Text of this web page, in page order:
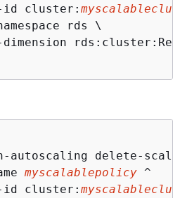
cluster:
rds \
autoscaling delete-
myscalablepolicy ^
cluster: